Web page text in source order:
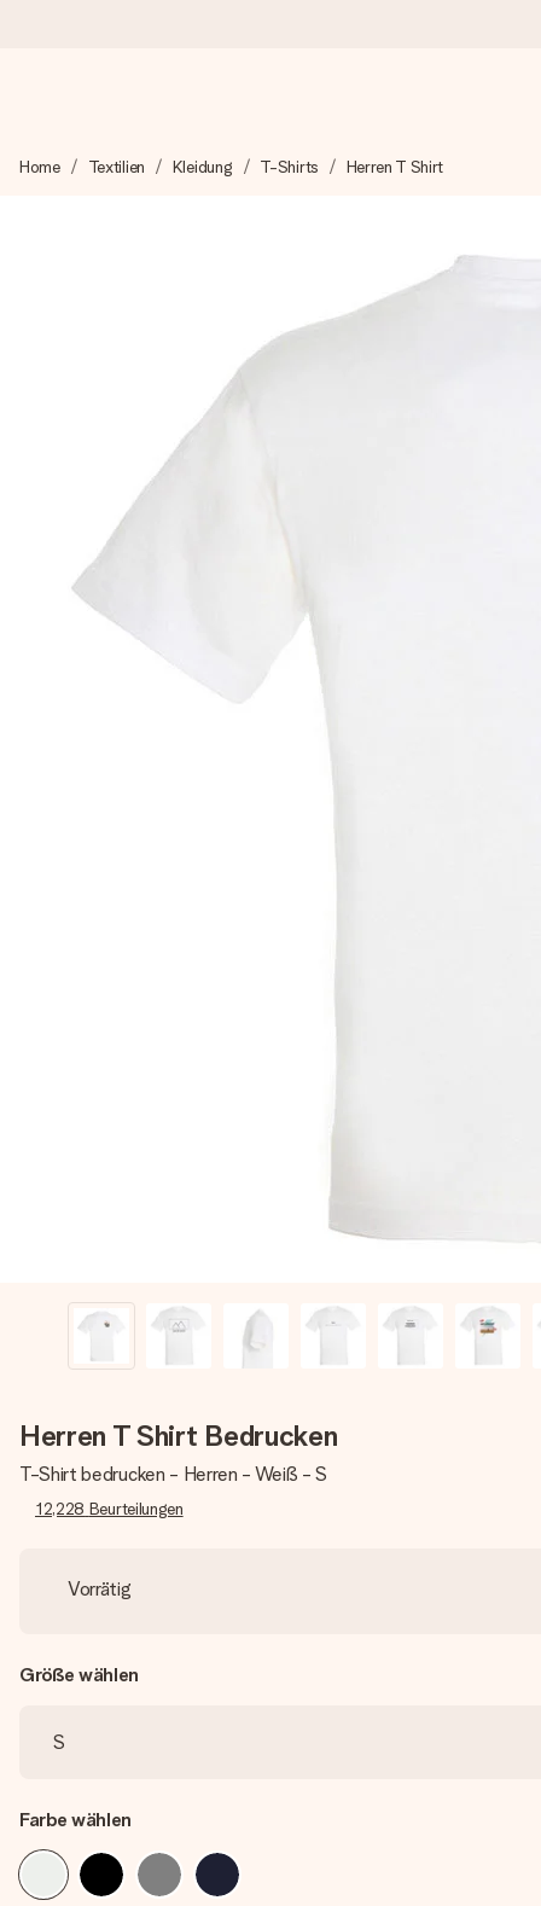
Wir bereiten dein Geschenk sorgfältig vor und schicken es
4,8 (basierend auf +15.000 Bewertungen)
Unsere Geschenke begeistern. Kunden bewerten uns mit
+49 39292 929695
Montag - Freitag : 8:30 - 17:00 Uhr
Samstag - Sonntag : 8:30 - 13:00 Uhr
Home Textilien Kleidung T-Shirts Herren T Shirt
Herren T Shirt Bedrucken
T-Shirt bedrucken - Herren - Weiß - S
12,228 Beurteilungen
Vorrätig
Größe wählen
Farbe wählen